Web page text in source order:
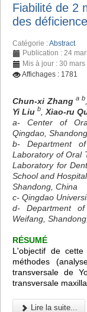
Fiabilité de 2
des
Catégorie :Abstract
Publication : 24
Mis à jour : 30 mars
Affichages : 1781
Chun-xi Zhang a b
Yi Liu b Xiao-ru
a- Center of
Qingdao,
b- Department
Laboratory of Oral
Laboratory for
School and
Shandong, China
c- Qingdao
d- Department of
Weifang,
RÉSUMÉ
L'objectif de
méthodes
transversale de
transversale
Lire la suite...